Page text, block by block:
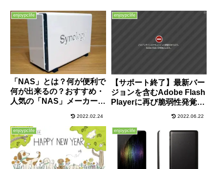
enjoypclife
「NAS」とは？何が便利で
何が出来るの？おすすめ・
人気の「NAS」メーカー
2022.02.24
enjoypclife
【サポート終了】最新バー
ジョンを含むAdobe Flash
Playerに再び脆弱性発覚！
いかもしれんね。
2022.06.22
enjoypclife enjoypclife